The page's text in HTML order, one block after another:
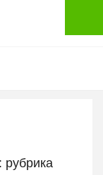
рубрика